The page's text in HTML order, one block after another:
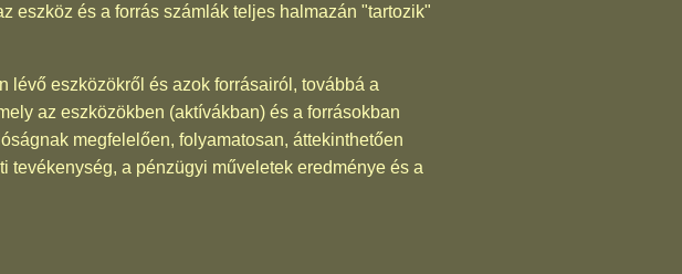
eszköz és a forrás számlák teljes halmazán "tartozik"
lévő eszközökről és azok forrásairól, továbbá a
az eszközökben (aktívákban) és a forrásokban
megfelelően, folyamatosan, áttekinthetően
tevékenység, a pénzügyi műveletek eredménye és a